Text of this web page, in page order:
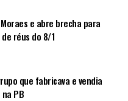
e abre brecha para
réus do 8/1
que fabricava e vendia
PB